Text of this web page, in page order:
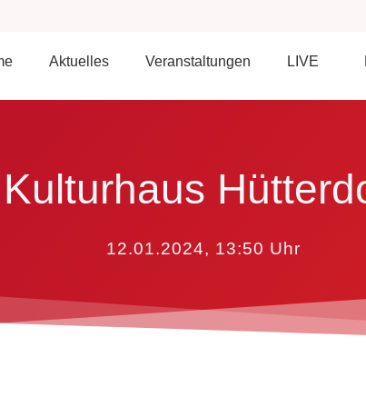
Aktuelles Veranstaltungen LIVE
Kulturhaus
12.01.2024, 13:50 Uhr